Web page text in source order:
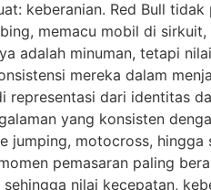
keberanian. Red Bull tidak
memacu mobil di sirkuit,
adalah minuman, tetapi
mereka dalam
representasi dari identitas
yang konsisten
jumping, motocross, hingga
pemasaran paling
nilai kecepatan,